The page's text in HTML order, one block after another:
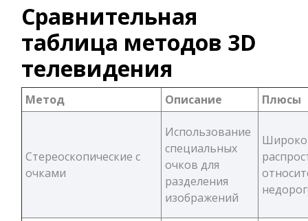
Сравнительная
таблица методов 3D
телевидения
Метод Описание Плюсы
Стереоскопические с
очками
Использование
специальных
очков для
разделения
изображений
Широко